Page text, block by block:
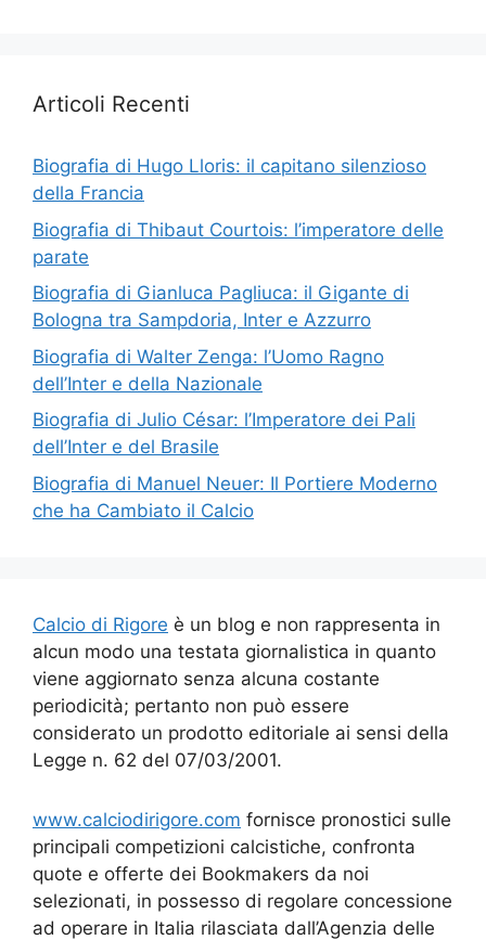
Articoli Recenti
Biografia di Hugo Lloris: il capitano silenzioso
della Francia
Biografia di Thibaut Courtois: l’imperatore delle
parate
Biografia di Gianluca Pagliuca: il Gigante di
Bologna tra Sampdoria, Inter e Azzurro
Biografia di Walter Zenga: l’Uomo Ragno
dell’Inter e della Nazionale
Biografia di Julio César: l’Imperatore dei Pali
dell’Inter e del Brasile
Biografia di Manuel Neuer: Il Portiere Moderno
che ha Cambiato il Calcio
Calcio di Rigore è un blog e non rappresenta in
alcun modo una testata giornalistica in quanto
viene aggiornato senza alcuna costante
periodicità; pertanto non può essere
considerato un prodotto editoriale ai sensi della
Legge n. 62 del 07/03/2001.
www.calciodirigore.com fornisce pronostici sulle
principali competizioni calcistiche, confronta
quote e offerte dei Bookmakers da noi
selezionati, in possesso di regolare concessione
ad operare in Italia rilasciata dall’Agenzia delle